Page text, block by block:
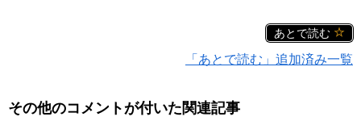
あとで読む
「あとで読む」追加済み一覧
その他のコメントが付いた関連記事